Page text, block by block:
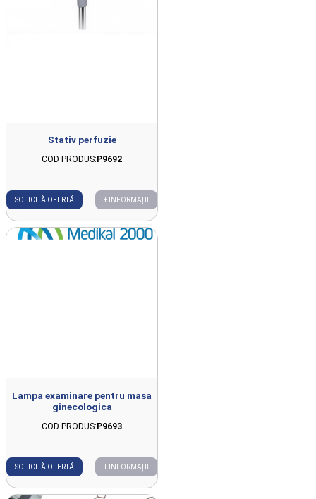
Stativ perfuzie
COD PRODUS: P9692
SOLICITĂ OFERTĂ + INFORMAȚII
Lampa examinare pentru masa
ginecologica
COD PRODUS: P9693
SOLICITĂ OFERTĂ + INFORMAȚII